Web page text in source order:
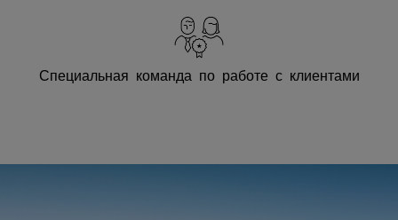
Специальная команда по работе с клиентами